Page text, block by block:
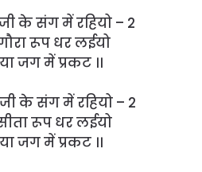
के संग में रहियो – 2
रूप धर लईयो
जग में प्रकट ।।
के संग में रहियो – 2
रूप धर लईयो
जग में प्रकट ।।